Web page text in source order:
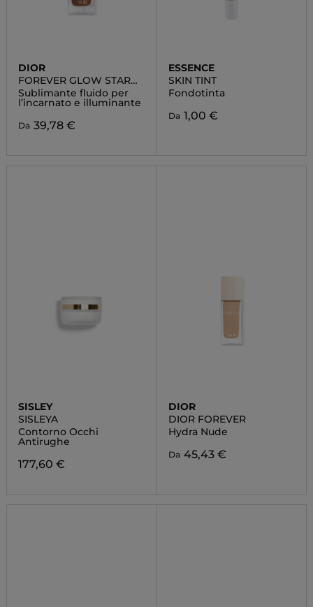
DIOR
FOREVER GLOW STAR
FILTER
Sublimante fluido per
l’incarnato e illuminante
Da 39,78 €
ESSENCE
SKIN TINT
Fondotinta
Da 1,00 €
SISLEY
SISLEYA
Contorno Occhi
Antirughe
177,60 €
DIOR
DIOR FOREVER
Hydra Nude
Da 45,43 €